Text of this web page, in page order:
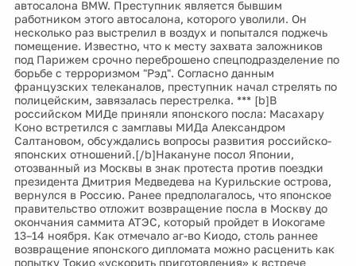
автосалона BMW. Преступник является бывшим
работником этого автосалона, которого уволили. Он
несколько раз выстрелил в воздух и попытался поджечь
помещение. Известно, что к месту захвата заложников
под Парижем срочно переброшено спецподразделение по
борьбе с терроризмом "Рэд". Согласно данным
французских телеканалов, преступник начал стрелять по
полицейским, завязалась перестрелка. *** [b]В
российском МИДе приняли японского посла: Масахару
Коно встретился с замглавы МИДа Александром
Салтановом, обсуждались вопросы развития российско-
японских отношений.[/b]Накануне посол Японии,
отозванный из Москвы в знак протеста против поездки
президента Дмитрия Медведева на Курильские острова,
вернулся в Россию. Ранее предполагалось, что японское
правительство отложит возвращение посла в Москву до
окончания саммита АТЭС, который пройдет в Иокогаме
13–14 ноября. Как отмечало аг-во Киодо, столь раннее
возвращение японского дипломата можно расценить как
попытку Токио «ускорить приготовления» к встрече